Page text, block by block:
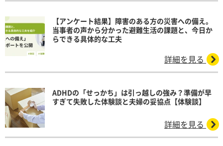
【アンケート結果】障害のある方の災害への備え。
当事者の声から分かった避難生活の課題と、今日か
らできる具体的な工夫
詳細を見る
ADHDの「せっかち」は引っ越しの強み？準備が早
すぎて失敗した体験談と夫婦の妥協点【体験談】
詳細を見る